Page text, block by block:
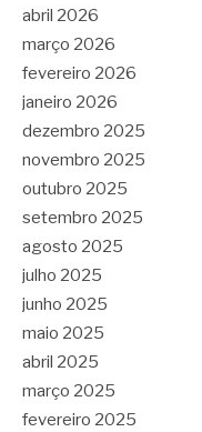
abril 2026
março 2026
fevereiro 2026
janeiro 2026
dezembro 2025
novembro 2025
outubro 2025
setembro 2025
agosto 2025
julho 2025
junho 2025
maio 2025
abril 2025
março 2025
fevereiro 2025